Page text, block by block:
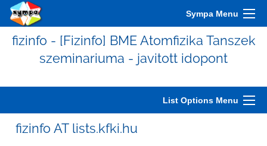
Sympa Menu
fizinfo - [Fizinfo] BME Atomfizika Tanszek
szeminariuma - javitott idopont
List Options Menu
fizinfo AT lists.kfki.hu